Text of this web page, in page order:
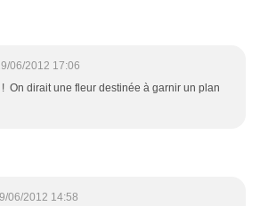
06/2012 17:06
On dirait une fleur destinée à garnir un plan
06/2012 14:58